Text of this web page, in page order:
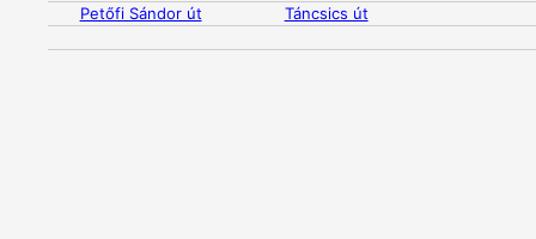
Petőfi Sándor út
Táncsics út